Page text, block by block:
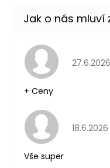
27.6.2026
+ Ceny
18.6.2026
Vše super